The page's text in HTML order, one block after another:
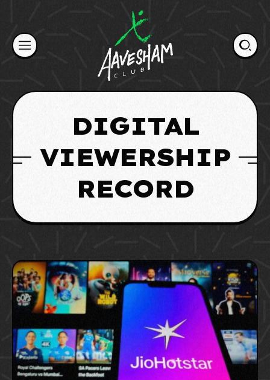
content
DIGITAL
VIEWERSHIP
RECORD